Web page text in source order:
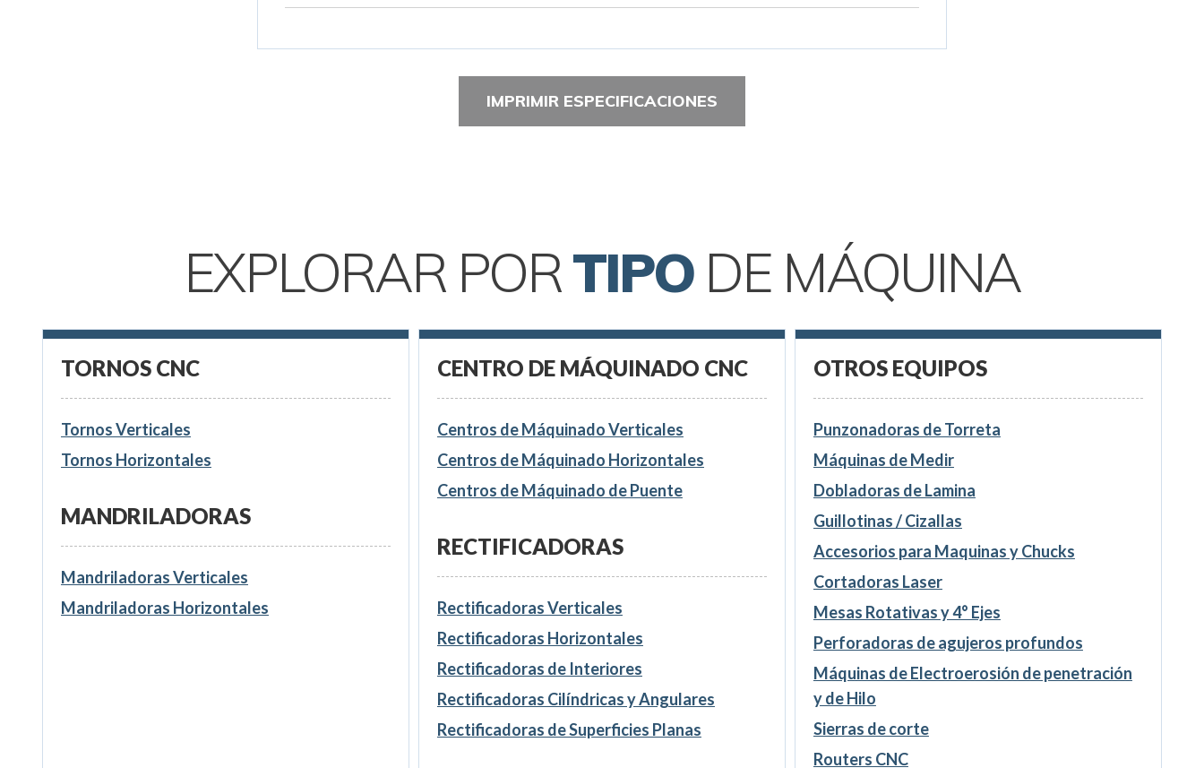
IMPRIMIR ESPECIFICACIONES
EXPLORAR PORTIPODE MÁQUINA
TORNOS CNC
Tornos Verticales
Tornos Horizontales
MANDRILADORAS
Mandriladoras Verticales
Mandriladoras Horizontales
CENTRO DE MÁQUINADO CNC
Centros de Máquinado Verticales
Centros de Máquinado Horizontales
Centros de Máquinado de Puente
RECTIFICADORAS
Rectificadoras Verticales
Rectificadoras Horizontales
Rectificadoras de Interiores
Rectificadoras Cilíndricas y Angulares
Rectificadoras de Superficies Planas
OTROS EQUIPOS
Punzonadoras de Torreta
Máquinas de Medir
Dobladoras de Lamina
Guillotinas / Cizallas
Accesorios para Maquinas y Chucks
Cortadoras Laser
Mesas Rotativas y 4° Ejes
Perforadoras de agujeros profundos
Máquinas de Electroerosión de penetración
y de Hilo
Sierras de corte
Routers CNC